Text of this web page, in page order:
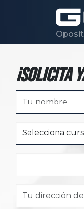
¡Solicita